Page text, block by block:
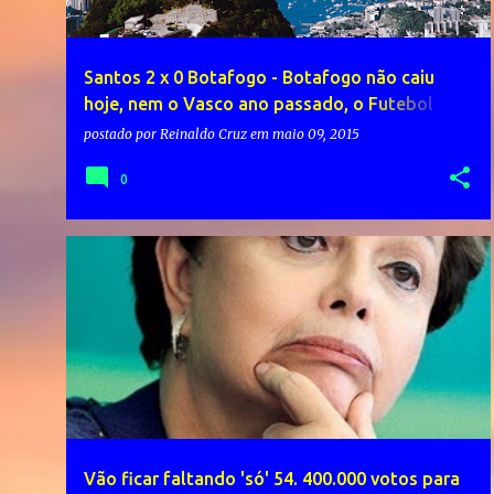
Santos 2 x 0 Botafogo - Botafogo não caiu
hoje, nem o Vasco ano passado, o Futebol
Carioca cai a cada ano pela desorganização
postado por Reinaldo Cruz em maio 09, 2015
0
Vão ficar faltando 'só' 54. 400.000 votos para